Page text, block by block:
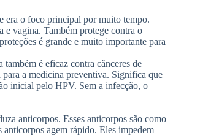
era o foco principal por muito tempo.
e vagina. Também protege contra o
é grande e muito importante para
é eficaz contra cânceres de
para a medicina preventiva. Significa que
inicial pelo HPV. Sem a infecção, o
anticorpos. Esses anticorpos são como
anticorpos agem rápido. Eles impedem